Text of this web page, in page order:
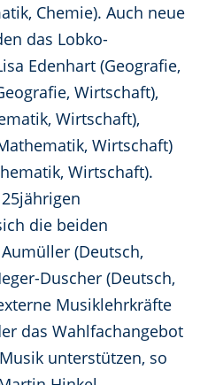
Chemie). Auch neue
das Lobko-
Edenhart (Geografie,
Wirtschaft),
Wirtschaft),
Wirtschaft)
Wirtschaft).
die beiden
(Deutsch,
Duscher (Deutsch,
Musiklehrkräfte
das Wahlfachangebot
unterstützen, so